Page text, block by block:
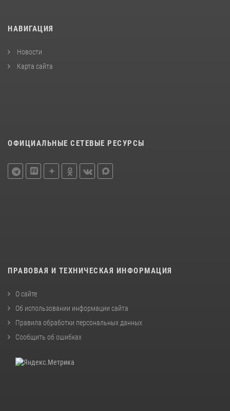
НАВИГАЦИЯ
Новости
Карта сайта
ОФИЦИАЛЬНЫЕ СЕТЕВЫЕ РЕСУРСЫ
ПРАВОВАЯ И ТЕХНИЧЕСКАЯ ИНФОРМАЦИЯ
О сайте
Об использовании информации сайта
Правила обработки персональных данных
Сообщить об ошибках